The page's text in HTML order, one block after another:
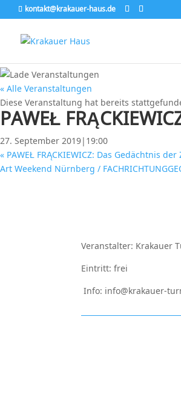
kontakt@krakauer-haus.de
« Alle Veranstaltungen
Diese Veranstaltung hat bereits
PAWEŁ
27. September 2019|19:00
« PAWEŁ FRĄCKIEWICZ: Das Gedächtnis der
Art Weekend Nürnberg /
Veranstalter: Krakauer
Eintritt: frei
Info: info@krakauer-